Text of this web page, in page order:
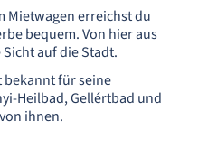
Mietwagen erreichst du
bequem. Von hier aus
auf die Stadt.
bekannt für seine
Heilbad, Gellértbad und
ihnen.